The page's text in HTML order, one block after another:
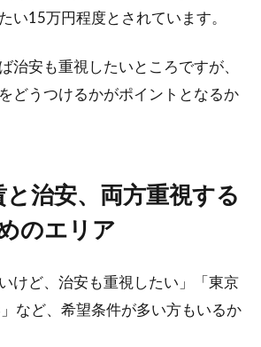
い15万円程度とされています。
治安も重視したいところですが、
どうつけるかがポイントとなるか
治安、両方重視する
のエリア
けど、治安も重視したい」「東京
など、希望条件が多い方もいるか